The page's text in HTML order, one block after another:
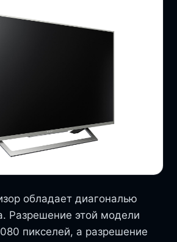
обладает диагональю
Разрешение этой модели
пикселей, а разрешение